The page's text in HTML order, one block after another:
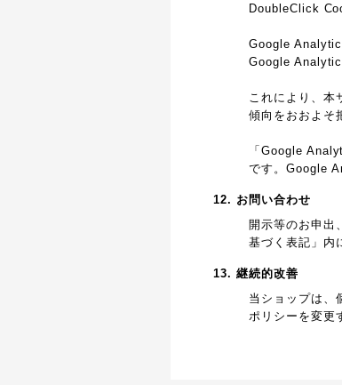
DoubleClick
Google
Google
これにより、
傾向をおおよそ
「Google
です。Google
12. お問い合わせ
開示等のお申出
基づく表記」内
13. 継続的改善
当ショップは、
ポリシーを変更